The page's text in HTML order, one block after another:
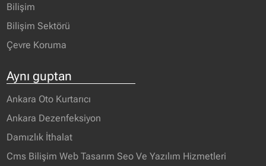
Bilişim
Bilişim Sektörü
Çevre Koruma
Aynı guptan
Ankara Oto Kurtarıcı
Ankara Dezenfeksiyon
Damızlık İthalat
Cms Bilişim Web Tasarım Seo Ve Yazılım Hizmetleri